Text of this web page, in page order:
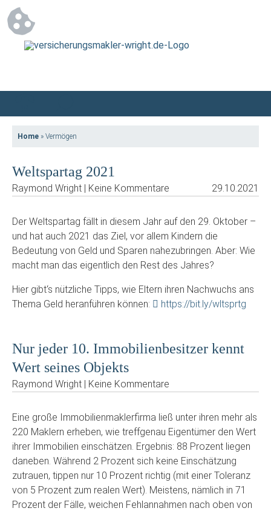
Home » Vermögen
Weltspartag 2021
Raymond Wright | Keine Kommentare 29.10.2021
Der Weltspartag fällt in diesem Jahr auf den 29. Oktober –
und hat auch 2021 das Ziel, vor allem Kindern die
Bedeutung von Geld und Sparen nahezubringen. Aber: Wie
macht man das eigentlich den Rest des Jahres?
Hier gibt‘s nützliche Tipps, wie Eltern ihren Nachwuchs ans
Thema Geld heranführen können:
https://bit.ly/wltsprtg
Nur jeder 10. Immobilienbesitzer kennt
Wert seines Objekts
Raymond Wright | Keine Kommentare
Eine große Immobilienmaklerfirma ließ unter ihren mehr als
220 Maklern erheben, wie treffgenau Eigentümer den Wert
ihrer Immobilien einschätzen. Ergebnis: 88 Prozent liegen
daneben. Während 2 Prozent sich keine Einschätzung
zutrauen, tippen nur 10 Prozent richtig (mit einer Toleranz
von 5 Prozent zum realen Wert). Meistens, nämlich in 71
Prozent der Fälle, weichen Fehlannahmen nach oben von